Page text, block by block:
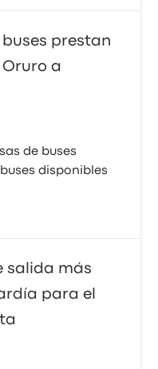
buses prestan
a
de buses
disponibles
salida más
para el